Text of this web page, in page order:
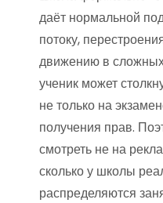
даёт нормальной
потоку,
движению в
ученик может
не только на
получения прав.
смотреть не на
сколько у школы
распределяются